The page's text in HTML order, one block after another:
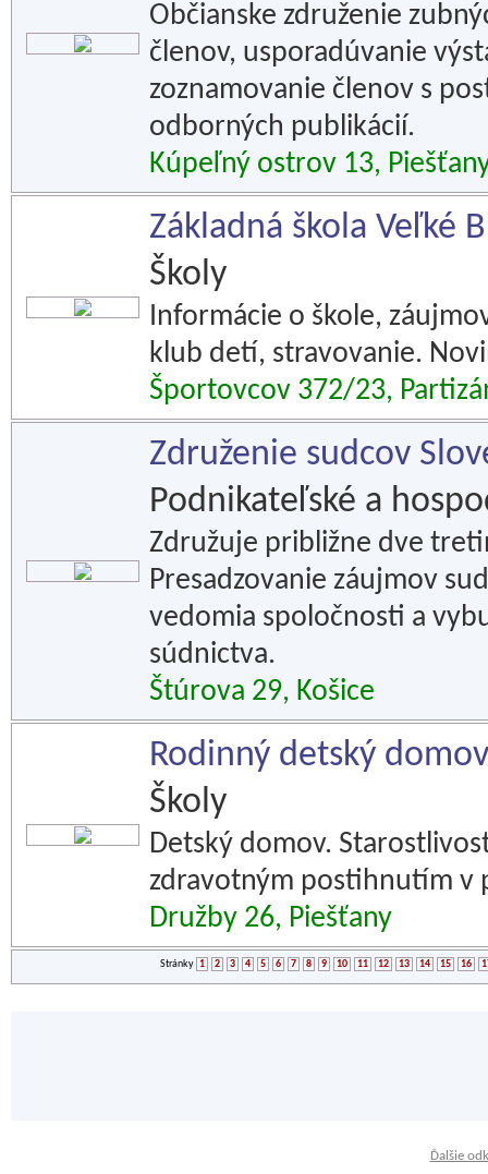
Občianske združenie
členov, usporadúvanie
zoznamovanie členov s
odborných publikácií.
Kúpeľný ostrov 13,
Základná škola Veľké
Školy
Informácie o škole,
klub detí, stravovanie.
Športovcov 372/23,
Združenie sudcov
Podnikateľské a
Združuje približne dve
Presadzovanie záujmov
vedomia spoločnosti a
súdnictva.
Štúrova 29, Košice
Rodinný detský
Školy
Detský domov.
zdravotným postihnutím v
Družby 26, Piešťany
Stránky 1 2 3 4 5 6 7 8 9 10 11 12 13 14 15 16
Ďalšie